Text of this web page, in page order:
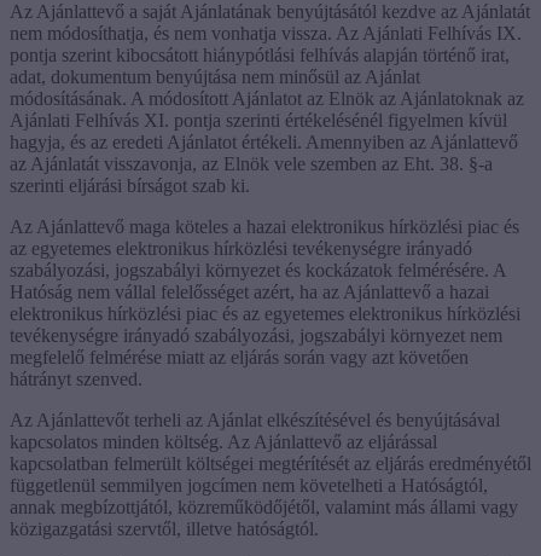
Az Ajánlattevő a saját Ajánlatának benyújtásától kezdve az Ajánlatát
nem módosíthatja, és nem vonhatja vissza. Az Ajánlati Felhívás IX.
pontja szerint kibocsátott hiánypótlási felhívás alapján történő irat,
adat, dokumentum benyújtása nem minősül az Ajánlat
módosításának. A módosított Ajánlatot az Elnök az Ajánlatoknak az
Ajánlati Felhívás XI. pontja szerinti értékelésénél figyelmen kívül
hagyja, és az eredeti Ajánlatot értékeli. Amennyiben az Ajánlattevő
az Ajánlatát visszavonja, az Elnök vele szemben az Eht. 38. §-a
szerinti eljárási bírságot szab ki.
Az Ajánlattevő maga köteles a hazai elektronikus hírközlési piac és
az egyetemes elektronikus hírközlési tevékenységre irányadó
szabályozási, jogszabályi környezet és kockázatok felmérésére. A
Hatóság nem vállal felelősséget azért, ha az Ajánlattevő a hazai
elektronikus hírközlési piac és az egyetemes elektronikus hírközlési
tevékenységre irányadó szabályozási, jogszabályi környezet nem
megfelelő felmérése miatt az eljárás során vagy azt követően
hátrányt szenved.
Az Ajánlattevőt terheli az Ajánlat elkészítésével és benyújtásával
kapcsolatos minden költség. Az Ajánlattevő az eljárással
kapcsolatban felmerült költségei megtérítését az eljárás eredményétől
függetlenül semmilyen jogcímen nem követelheti a Hatóságtól,
annak megbízottjától, közreműködőjétől, valamint más állami vagy
közigazgatási szervtől, illetve hatóságtól.